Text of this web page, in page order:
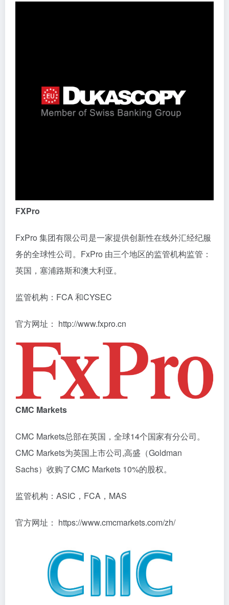
FXPro
FxPro 集团有限公司是一家提供创新性在线外汇经纪服
务的全球性公司。FxPro 由三个地区的监管机构监管：
英国，塞浦路斯和澳大利亚。
监管机构：FCA 和CYSEC
官方网址： http://www.fxpro.cn
CMC Markets
CMC Markets总部在英国，全球14个国家有分公司。
CMC Markets为英国上市公司,高盛（Goldman
Sachs）收购了CMC Markets 10%的股权。
监管机构：ASIC，FCA，MAS
官方网址： https://www.cmcmarkets.com/zh/